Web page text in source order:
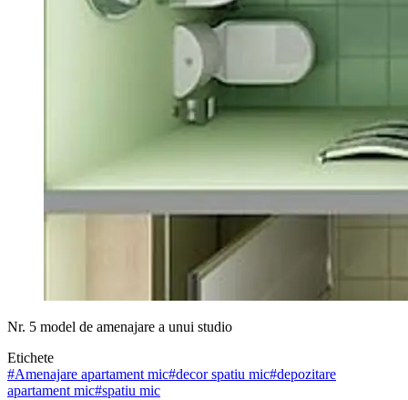
Nr. 5 model de amenajare a unui studio
Etichete
#Amenajare apartament mic#decor spatiu mic#depozitare
apartament mic#spatiu mic